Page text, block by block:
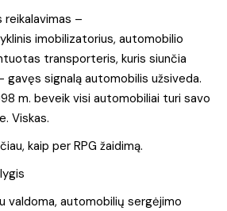
reikalavimas –
imobilizatorius, automobilio
transporteris, kuris siunčia
gavęs signalą automobilis užsiveda.
m. beveik visi automobiliai turi savo
Viskas.
kaip per RPG žaidimą.
valdoma, automobilių sergėjimo